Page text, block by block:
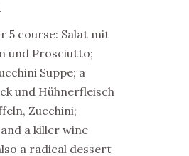
5 course: Salat mit
und Prosciutto;
Suppe; a
und Hühnerfleisch
Zucchini;
a killer wine
a radical dessert